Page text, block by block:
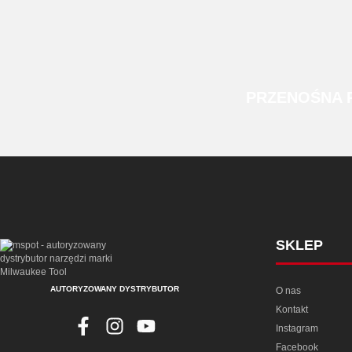
AUTORYZOWANY DYSTRYBUTOR
SKLEP
O nas
Kontakt
Instagram
Facebook